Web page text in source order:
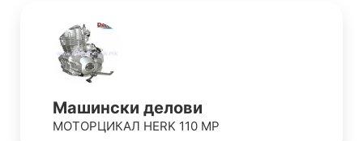
Машински делови
МОТОРЦИКАЛ HERK 110 MP